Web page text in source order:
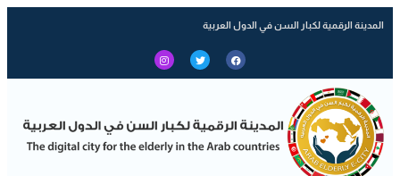
المدينة الرقمية لكبار السن في الدول العربية